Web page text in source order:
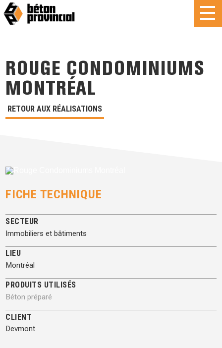
ROUGE CONDOMINIUMS
MONTRÉAL
RETOUR AUX RÉALISATIONS
FICHE TECHNIQUE
SECTEUR
Immobiliers et bâtiments
LIEU
Montréal
PRODUITS UTILISÉS
Béton préparé
CLIENT
Devmont